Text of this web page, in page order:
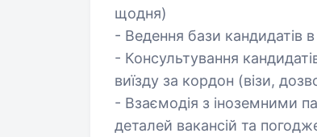
щодня)
- Ведення бази кандидатів
- Консультування
виїзду за кордон (візи,
- Взаємодія з іноземними
деталей вакансій та